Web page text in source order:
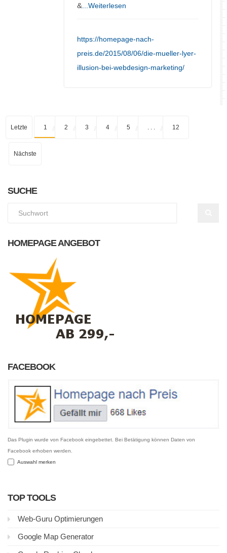
& ...Weiterlesen
https://homepage-nach-
preis.de/2015/08/06/die-mueller-lyer-
illusion-bei-webdesign-marketing/
Letzte 1 2 3 4 5 12
Nächste
SUCHE
HOMEPAGE ANGEBOT
FACEBOOK
Das Plugin wurde von Facebook eingebettet. Bei Betätigung können Daten von
Facebook erhoben werden.
Auswahl merken
TOP TOOLS
Web-Guru Optimierungen
Google Map Generator